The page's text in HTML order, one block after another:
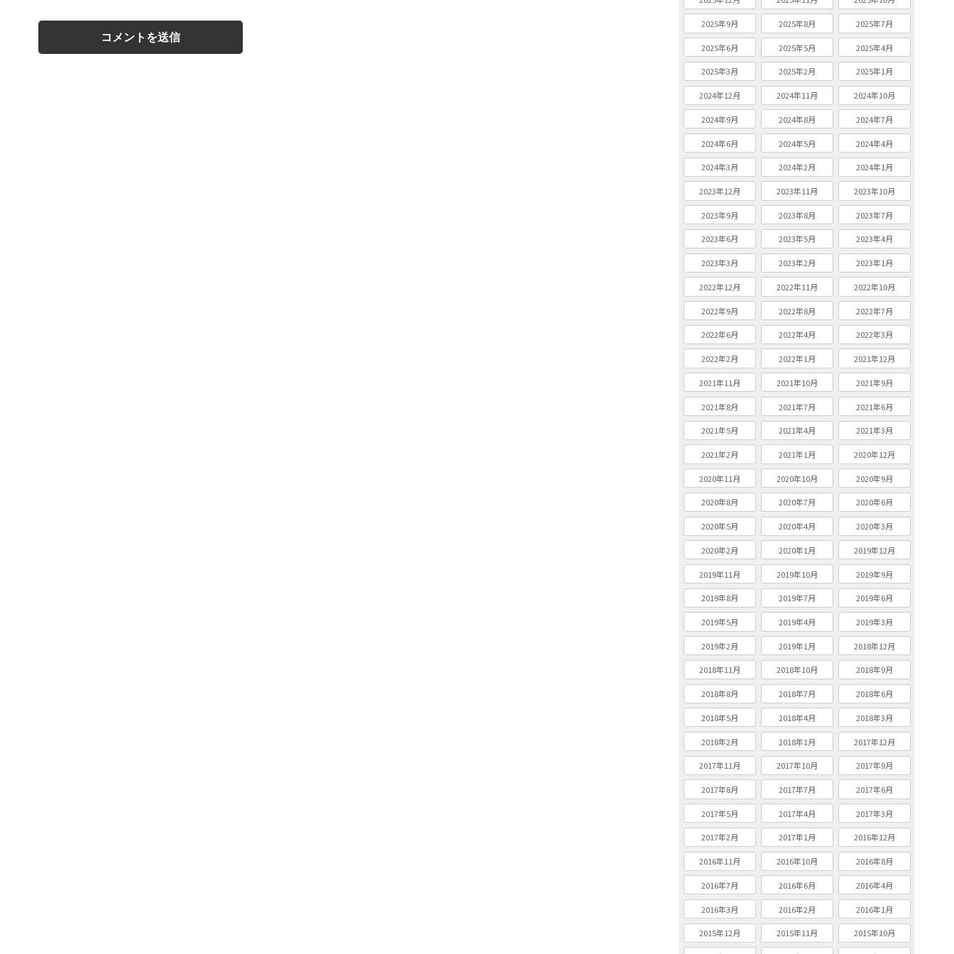
2025年9月 2025年8月 2025年7月
2025年6月 2025年5月 2025年4月
2025年3月 2025年2月 2025年1月
2024年12月 2024年11月 2024年10月
2024年9月 2024年8月 2024年7月
2024年6月 2024年5月 2024年4月
2024年3月 2024年2月 2024年1月
2023年12月 2023年11月 2023年10月
2023年9月 2023年8月 2023年7月
2023年6月 2023年5月 2023年4月
2023年3月 2023年2月 2023年1月
2022年12月 2022年11月 2022年10月
2022年9月 2022年8月 2022年7月
2022年6月 2022年4月 2022年3月
2022年2月 2022年1月 2021年12月
2021年11月 2021年10月 2021年9月
2021年8月 2021年7月 2021年6月
2021年5月 2021年4月 2021年3月
2021年2月 2021年1月 2020年12月
2020年11月 2020年10月 2020年9月
2020年8月 2020年7月 2020年6月
2020年5月 2020年4月 2020年3月
2020年2月 2020年1月 2019年12月
2019年11月 2019年10月 2019年9月
2019年8月 2019年7月 2019年6月
2019年5月 2019年4月 2019年3月
2019年2月 2019年1月 2018年12月
2018年11月 2018年10月 2018年9月
2018年8月 2018年7月 2018年6月
2018年5月 2018年4月 2018年3月
2018年2月 2018年1月 2017年12月
2017年11月 2017年10月 2017年9月
2017年8月 2017年7月 2017年6月
2017年5月 2017年4月 2017年3月
2017年2月 2017年1月 2016年12月
2016年11月 2016年10月 2016年8月
2016年7月 2016年6月 2016年4月
2016年3月 2016年2月 2016年1月
2015年12月 2015年11月 2015年10月